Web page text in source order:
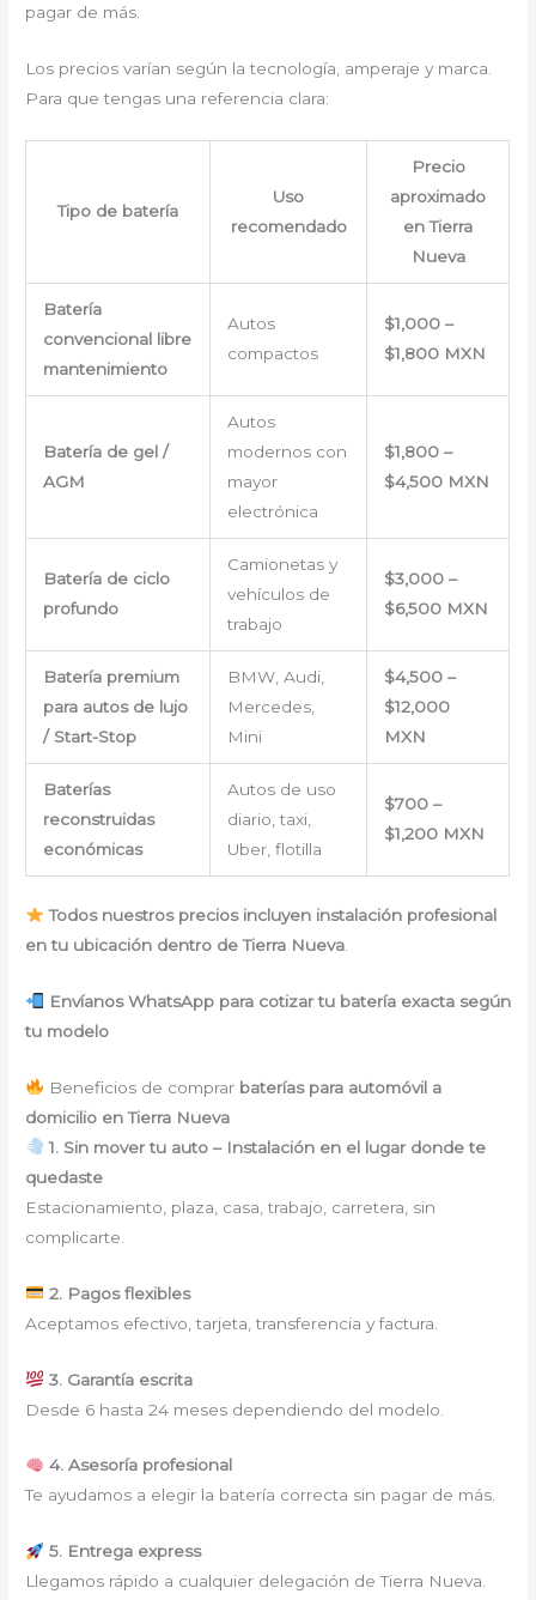
pagar de más.
Los precios varían según la tecnología, amperaje y marca.
Para que tengas una referencia clara:
Tipo de batería
Uso
recomendado
Precio
aproximado
en Tierra
Nueva
Batería
convencional libre
mantenimiento
Autos
compactos
$1,000 –
$1,800 MXN
Batería de gel /
AGM
Autos
modernos con
mayor
electrónica
$1,800 –
$4,500 MXN
Batería de ciclo
profundo
Camionetas y
vehículos de
trabajo
$3,000 –
$6,500 MXN
Batería premium
para autos de lujo
/ Start-Stop
BMW, Audi,
Mercedes,
Mini
$4,500 –
$12,000
MXN
Baterías
reconstruidas
económicas
Autos de uso
diario, taxi,
Uber, flotilla
$700 –
$1,200 MXN
Todos nuestros precios incluyen instalación profesional
en tu ubicación dentro de Tierra Nueva
Envíanos WhatsApp para cotizar tu batería exacta según
tu modelo
Beneficios de comprar baterías para automóvil a
domicilio en Tierra Nueva
1. Sin mover tu auto – Instalación en el lugar donde te
quedaste
Estacionamiento, plaza, casa, trabajo, carretera, sin
complicarte.
2. Pagos flexibles
Aceptamos efectivo, tarjeta, transferencia y factura.
3. Garantía escrita
Desde 6 hasta 24 meses dependiendo del modelo.
4. Asesoría profesional
Te ayudamos a elegir la batería correcta sin pagar de más.
5. Entrega express
Llegamos rápido a cualquier delegación de Tierra Nueva.